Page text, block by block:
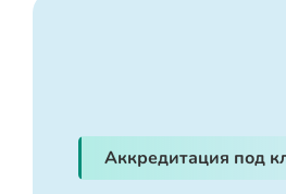
Аккредитация под